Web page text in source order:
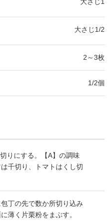
大さじ1/2
2～3枚
1/2個
りにする。【A】の調味
千切り、トマトはくし切
丁の先で数か所切り込み
薄く片栗粉をまぶす。